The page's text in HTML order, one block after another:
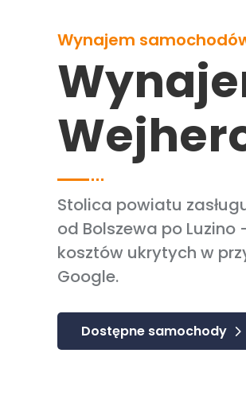
Wynajem
Stolica powiatu
od Bolszewa po
kosztów ukrytych w
Google.
Dostępne samochody